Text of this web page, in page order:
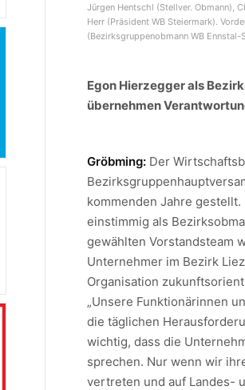
Jürgen Hentschl (Stellver. Obmann),
Herr (Präsident WB Steiermark).
(Bezirksgruppenobmann WB
Egon Hierzegger als
übernehmen
Gröbming: Der
kommenden Jahre
einstimmig als
gewählten Vorstandsteam
Unternehmer im Bezirk
Organisation
„Unsere Funktionärinnen
die täglichen
wichtig, dass die
sprechen. Nur wenn wir
vertreten und auf Landes-